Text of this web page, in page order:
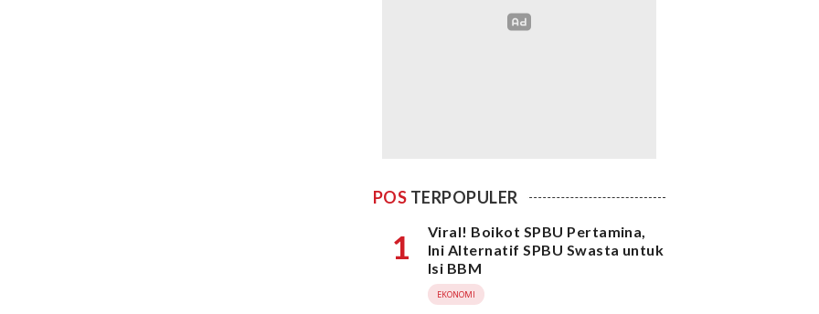
POS TERPOPULER
1
Viral! Boikot SPBU Pertamina,
Ini Alternatif SPBU Swasta untuk
Isi BBM
EKONOMI